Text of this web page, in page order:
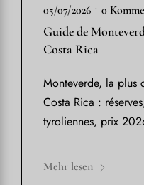
05/07/2026 • 0
Guide de
Costa Rica
Monteverde, la plus
Costa Rica :
tyroliennes, prix
Mehr lesen